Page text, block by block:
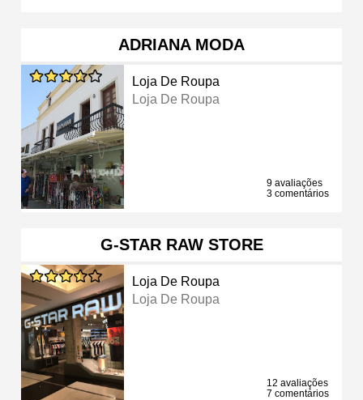
ADRIANA MODA
Loja De Roupa
Loja De Roupa
9 avaliações
3 comentários
G-STAR RAW STORE
Loja De Roupa
Loja De Roupa
12 avaliações
7 comentários